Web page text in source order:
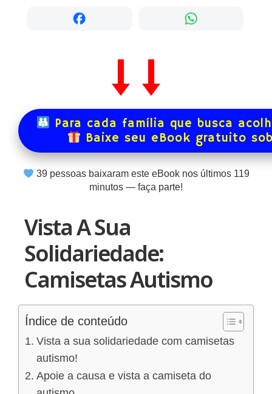
Para cada família que busca
Baixe seu eBook gratuito
39pessoas baixaram este eBook nos últimos 119
minutos — faça parte!
Vista A Sua
Solidariedade:
Camisetas Autismo
Índice de conteúdo
Vista a sua solidariedade com camisetas
autismo!
Apoie a causa e vista a camiseta do